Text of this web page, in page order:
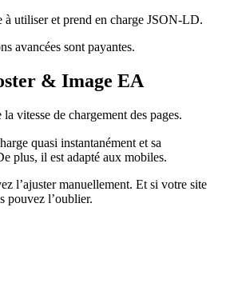
à utiliser et prend en charge JSON-LD.
avancées sont payantes.
& Image EA
vitesse de chargement des pages.
quasi instantanément et sa
plus, il est adapté aux mobiles.
l’ajuster manuellement. Et si votre site
pouvez l’oublier.